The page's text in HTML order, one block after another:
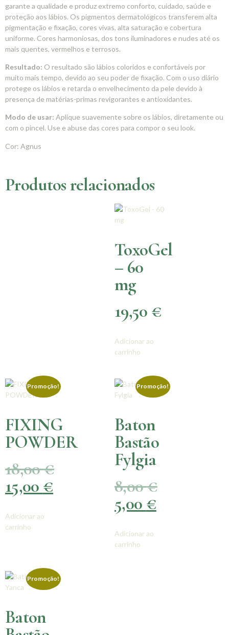
garante a qualidade e produz extremo conforto, cuidado, saúde e
proteção aos lábios. Os pigmentos dermatológicos transferem alta
pigmentação e fixação, cores vivas, alta saturação e cobertura
uniforme. Cores harmoniosas, dos tons iluminadores e nudes até os
mais quentes, vermelhos e terrosos.
Resultado: O resultado são lábios coloridos e confortáveis por
muito mais tempo, devido ao seu poder de fixação. Com o uso diário
protege os lábios e retarda o envelhecimento da pele devido à
presença de matérias-primas revigorantes e antioxidantes.
Modo de usar: Aplique suavemente sobre os lábios, diretamente ou
com o pincel. Use e abuse das cores para compor o seu look.
Cor: Agnus
Produtos relacionados
ToxoGel
– 60
mg
19,50 €
Adicionar ao
carrinho
Promoção!
FIXING
POWDER
18,00€
15,00 €
Adicionar ao
carrinho
Promoção!
Baton
Bastão
Fylgia
8,00€
5,00 €
Adicionar ao
carrinho
Promoção!
Baton